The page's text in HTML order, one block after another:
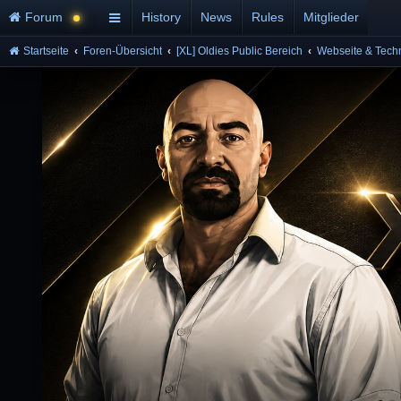
Forum History News Rules Mitglieder
Startseite Foren-Übersicht [XL] Oldies Public Bereich Webseite &